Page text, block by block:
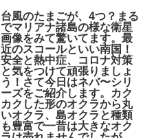
台風のたまごが、4つ？まる
でマリアナ諸島の様な衛星
画像をみて驚いてます。最
近のスコールといい南国！
安全と熱中症、コロナ対策
と気をつけて頑張りましょ
う！さて今日はネバ〜シリ
ーズをご紹介します。カク
カクした形のオクラから丸
いオクラ、島オクラと種類
も豊富で一昔は大きなオク